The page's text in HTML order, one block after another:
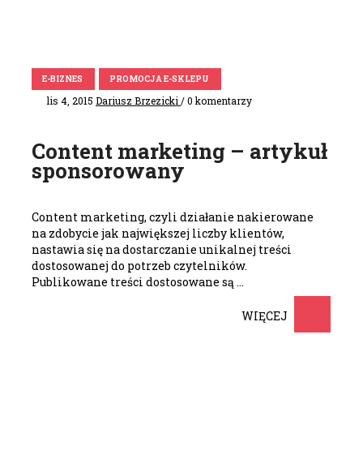
E-BIZNES PROMOCJA E-SKLEPU
lis 4, 2015 Dariusz Brzezicki / 0 komentarzy
Content marketing – artykuł
sponsorowany
Content marketing, czyli działanie nakierowane
na zdobycie jak największej liczby klientów,
nastawia się na dostarczanie unikalnej treści
dostosowanej do potrzeb czytelników.
Publikowane treści dostosowane są …
WIĘCEJ